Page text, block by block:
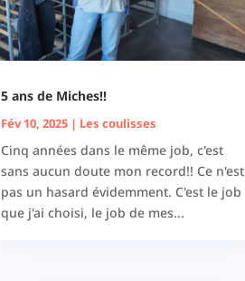
5 ans de Miches!!
Fév 10, 2025| Les coulisses
Cinq années dans le même job, c'est
sans aucun doute mon record!! Ce n'est
pas un hasard évidemment. C'est le job
que j'ai choisi, le job de mes...